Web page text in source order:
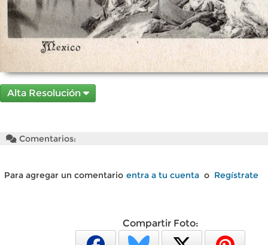
Alta Resolución
Comentarios:
Para agregar un comentario entra a tu cuenta o Regístrate
Compartir Foto: